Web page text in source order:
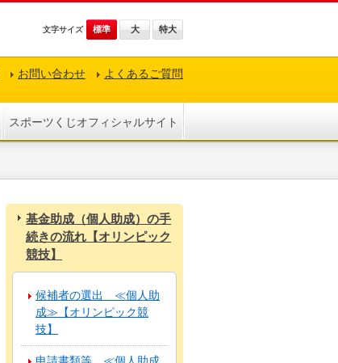
文字サイズ 標準 大 特大
お問い合わせ よくあるご質問
スポーツくじオフィシャルサイト
基金助成（個人助成）の手
続きの流れ【オリンピック
競技】
候補者の選出 ≪個人助
成≫【オリンピック競
技】